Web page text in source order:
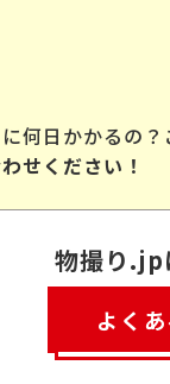
何日かかるの
せください！
物撮り.jp
よく